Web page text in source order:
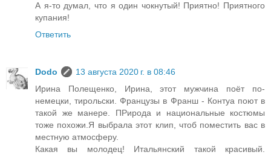
А я-то думал, что я один чокнутый! Приятно! Приятного
купания!
Ответить
Dodo
13 августа 2020 г. в 08:46
Ирина Полещенко, Ирина, этот мужчина поёт по-
немецки, тирольски. Французы в Франш - Контуа поют в
такой же манере. ПРирода и национальные костюмы
тоже похожи.Я выбрала этот клип, чтоб поместить вас в
местную атмосферу.
Какая вы молодец! Итальянский такой красивый.